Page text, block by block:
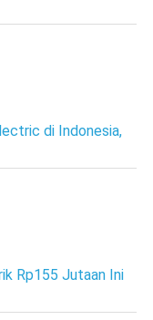
di Indonesia,
Rp155 Jutaan Ini